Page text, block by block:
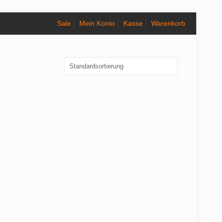
Sale Mein Konto Kasse Warenkorb